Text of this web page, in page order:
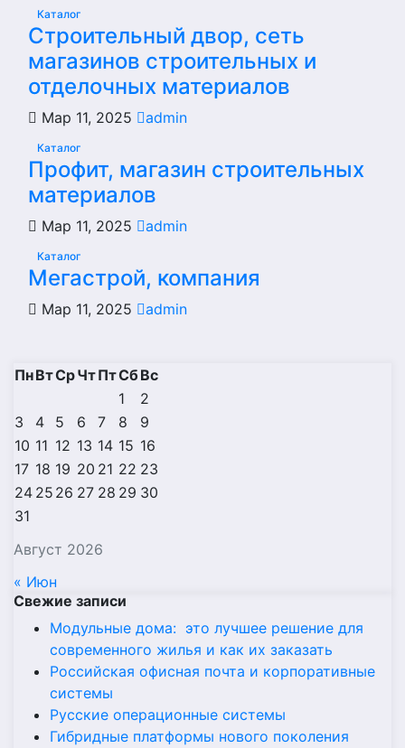
Каталог
Строительный двор, сеть
магазинов строительных и
отделочных материалов
Мар 11, 2025 admin
Каталог
Профит, магазин строительных
материалов
Мар 11, 2025 admin
Каталог
Мегастрой, компания
Мар 11, 2025 admin
Август 2026
ПнВтСрЧтПтСбВс
1
2
3
4 5 6 7 8
9
10 11 12 13 14 15 16
17 18 19 20 21 22 23
24 25 26 27 28 29 30
31
« Июн
Свежие записи
Модульные дома: это лучшее решение для
современного жилья и как их заказать
Российская офисная почта и корпоративные
системы
Русские операционные системы
Гибридные платформы нового поколения